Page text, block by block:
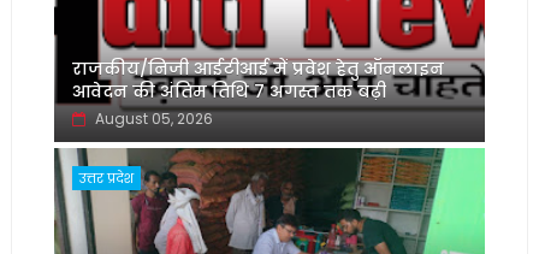
राजकीय/निजी आईटीआई में प्रवेश हेतु ऑनलाइन
आवेदन की अंतिम तिथि 7 अगस्त तक बढ़ी
August 05, 2026
उत्तर प्रदेश